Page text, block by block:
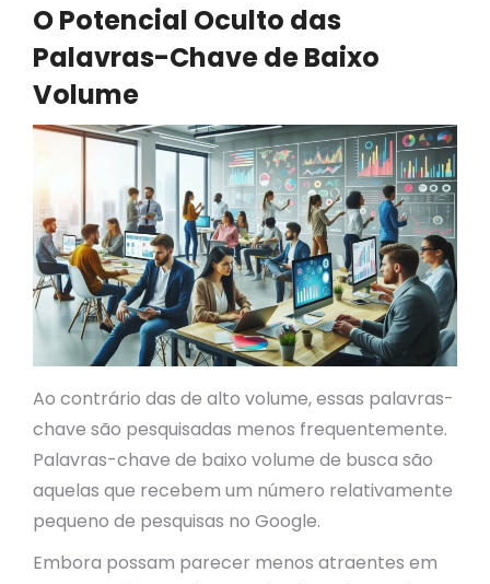
O Potencial Oculto das
Palavras-Chave de Baixo
Volume
Ao contrário das de alto volume, essas palavras-
chave são pesquisadas menos frequentemente.
Palavras-chave de baixo volume de busca são
aquelas que recebem um número relativamente
pequeno de pesquisas no Google.
Embora possam parecer menos atraentes em